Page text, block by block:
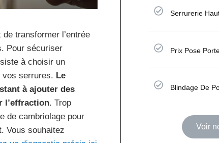
transformer l’entrée
Pour sécuriser
à choisir un
vos serrures. Le
à ajouter des
l’effraction. Trop
de cambriolage pour
Vous souhaitez
Serrurerie
Prix Pose
Blindage De
Voir